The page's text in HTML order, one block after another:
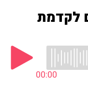
לקדמת
00:00